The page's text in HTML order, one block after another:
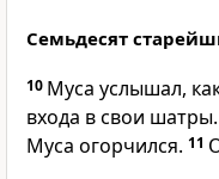
Семьдесят
10 Муса услышал,
входа в свои
Муса огорчился. 11